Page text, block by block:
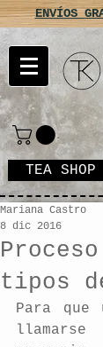
ENVÍOS
TEA SHOP
tipos
Mariana Castro
8 dic 2016
Para que